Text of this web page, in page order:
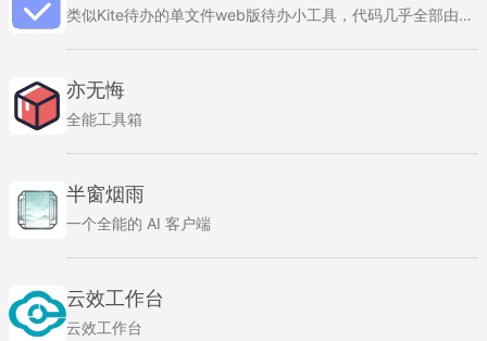
类似Kite待办的单文件web版待办小工具，代码几乎全部由GPT生成。
亦无悔
全能工具箱
半窗烟雨
一个全能的 AI 客户端
云效工作台
云效工作台